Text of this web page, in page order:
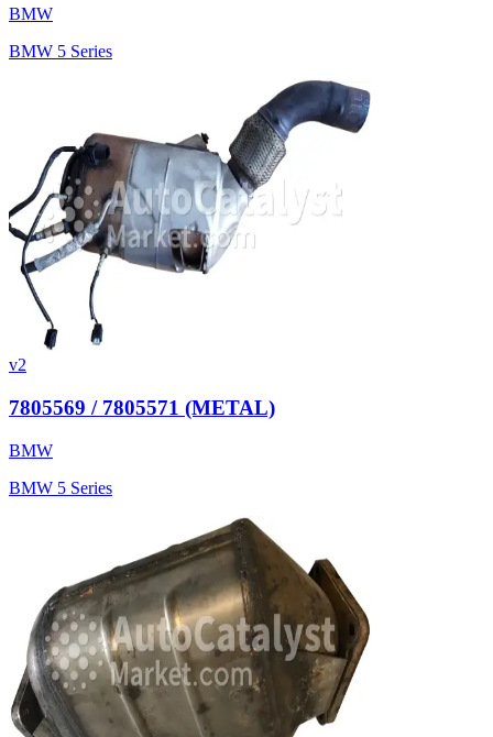
BMW
BMW 5 Series
v2
7805569 / 7805571 (METAL)
BMW
BMW 5 Series